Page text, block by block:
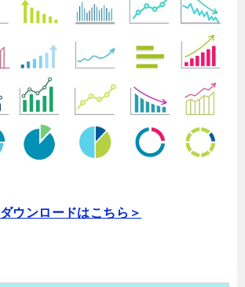
ダウンロードはこちら＞